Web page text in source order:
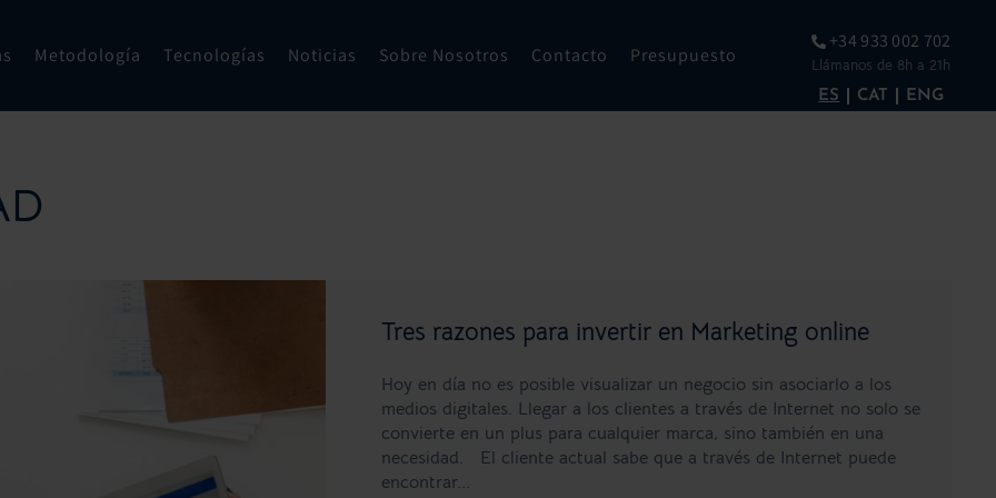
Metodología Tecnologías Noticias Sobre Nosotros Contacto Presupuesto
+34 933 002 702
Llámanos de 8h a 21h
ES CAT ENG
Tres razones para invertir en Marketing online
Hoy en día no es posible visualizar un negocio sin asociarlo a los
medios digitales. Llegar a los clientes a través de Internet no solo se
convierte en un plus para cualquier marca, sino también en una
necesidad. El cliente actual sabe que a través de Internet puede
encontrar...